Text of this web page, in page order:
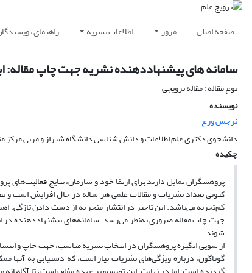
صفحه اصلی مرور اطلاعات نشریه راهنمای
سامانه های پیشنهاددهنده نشریه جهت چاپ مقاله:
نوع مقاله : مقاله ترویجی
نویسنده
نرجس ورع
دانشجوی دکتری علم اطلاعات و دانش شناسی دانشگاه شیراز و مربی مرکز
چکیده
پژوهشگران تمایل دارند برای ارتقا خود و سازمان، نتایج
کنونی تعداد نشریات و مقالات علمی هر ساله در حال افزایش است و
کم‌تجربه می‌باشد. این تاخیر در انتشار منجر به از دست دادن تازگی،
جهت چاپ مقاله ضروری به‌نظر می‌رسد. سامانه‌های پیشنهاددهنده در
شوند.
از سویی انگیزه پژوهشگران در انتخاب نشریه مناسب، جهت چاپ و
گوناگون، درباره ویژگی‌های نشریات نیاز است، که دستیابی به